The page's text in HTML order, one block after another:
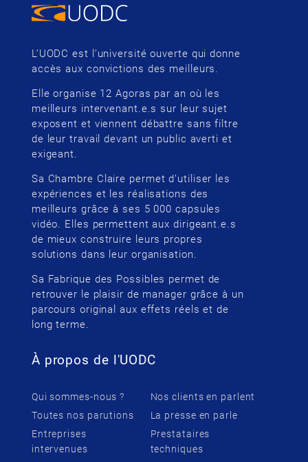
L’UODC est l’université ouverte qui donne
accès aux convictions des meilleurs.
Elle organise 12 Agoras par an où les
meilleurs intervenant.e.s sur leur sujet
exposent et viennent débattre sans filtre
de leur travail devant un public averti et
exigeant.
Sa Chambre Claire permet d’utiliser les
expériences et les réalisations des
meilleurs grâce à ses 5 000 capsules
vidéo. Elles permettent aux dirigeant.e.s
de mieux construire leurs propres
solutions dans leur organisation.
Sa Fabrique des Possibles permet de
retrouver le plaisir de manager grâce à un
parcours original aux effets réels et de
long terme.
À propos de l'UODC
Qui sommes-nous ?
Toutes nos parutions
Entreprises
intervenues
Nos clients en parlent
La presse en parle
Prestataires
techniques